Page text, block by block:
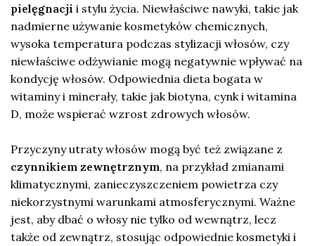
pielęgnacji i stylu życia. Niewłaściwe nawyki, takie jak
nadmierne używanie kosmetyków chemicznych,
wysoka temperatura podczas stylizacji włosów, czy
niewłaściwe odżywianie mogą negatywnie wpływać na
kondycję włosów. Odpowiednia dieta bogata w
witaminy i minerały, takie jak biotyna, cynk i witamina
D, może wspierać wzrost zdrowych włosów.
Przyczyny utraty włosów mogą być też związane z
czynnikiem zewnętrznym, na przykład zmianami
klimatycznymi, zanieczyszczeniem powietrza czy
niekorzystnymi warunkami atmosferycznymi. Ważne
jest, aby dbać o włosy nie tylko od wewnątrz, lecz
także od zewnątrz, stosując odpowiednie kosmetyki i